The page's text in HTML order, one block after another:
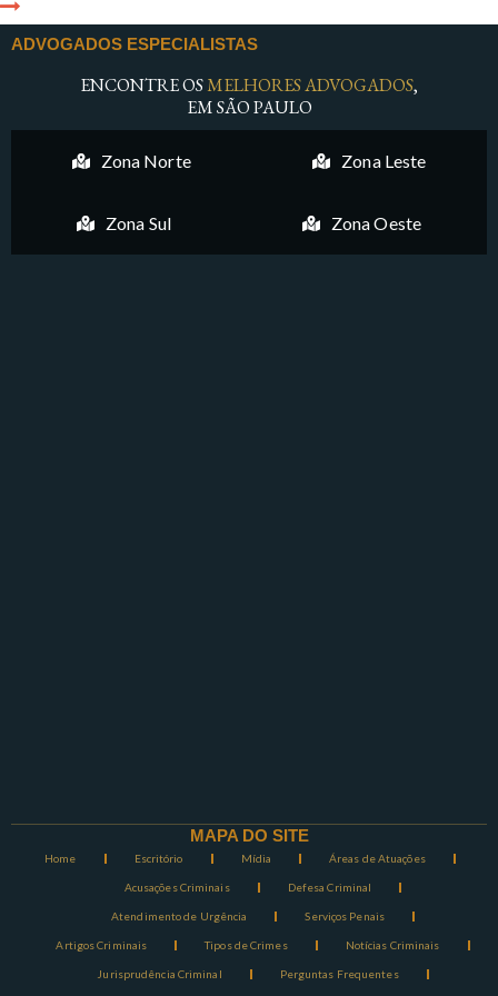
ADVOGADOS ESPECIALISTAS
ENCONTRE OSMELHORES ADVOGADOS,
EM SÃO PAULO
Zona Norte Zona Leste
Zona Sul Zona Oeste
MAPA DO SITE
Home Escritório Mídia Áreas de Atuações
Acusações Criminais Defesa Criminal
Atendimento de Urgência Serviços Penais
Artigos Criminais Tipos de Crimes Notícias Criminais
Jurisprudência Criminal Perguntas Frequentes